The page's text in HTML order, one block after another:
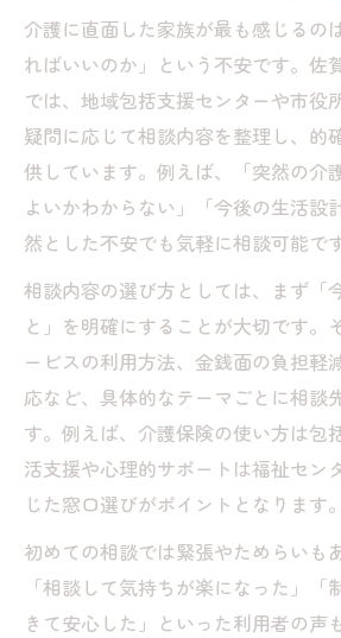
介護に直面した家族が最も感じるの
ればいいのか」という不安です。佐
では、地域包括支援センターや市役
疑問に応じて相談内容を整理し、的
供しています。例えば、「突然の介
よいかわからない」「今後の生活設
然とした不安でも気軽に相談可能です
相談内容の選び方としては、まず「
と」を明確にすることが大切です。
ービスの利用方法、金銭面の負担軽
応など、具体的なテーマごとに相談
す。例えば、介護保険の使い方は包
活支援や心理的サポートは福祉セン
じた窓口選びがポイントとなります。
初めての相談では緊張やためらいも
「相談して気持ちが楽になった」「
きて安心した」といった利用者の声